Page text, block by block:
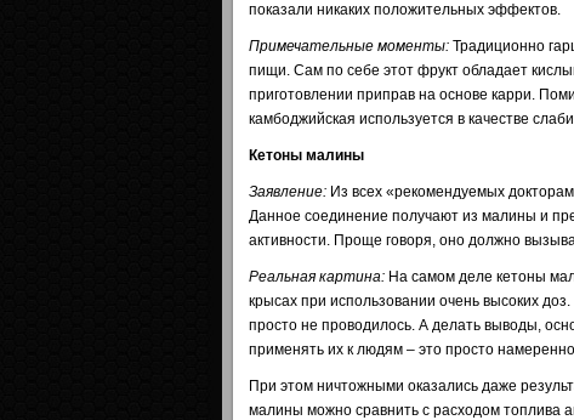
показали никаких положительных эффектов.
Примечательные моменты: Традиционно
пищи. Сам по себе этот фрукт обладает
приготовлении приправ на основе карри.
камбоджийская используется в качестве
Кетоны малины
Заявление: Из всех «рекомендуемых
Данное соединение получают из малины и
активности. Проще говоря, оно должно
Реальная картина: На самом деле кетоны
крысах при использовании очень высоких
просто не проводилось. А делать выводы,
применять их к людям – это просто
При этом ничтожными оказались даже
малины можно сравнить с расходом топлива